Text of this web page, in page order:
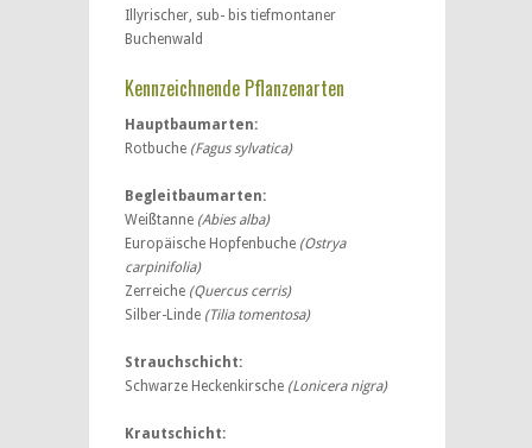
Illyrischer, sub- bis tiefmontaner
Buchenwald
Kennzeichnende Pflanzenarten
Hauptbaumarten:
Rotbuche (Fagus sylvatica)
Begleitbaumarten:
Weißtanne (Abies alba)
Europäische Hopfenbuche (Ostrya
carpinifolia)
Zerreiche (Quercus cerris)
Silber-Linde (Tilia tomentosa)
Strauchschicht:
Schwarze Heckenkirsche (Lonicera nigra)
Krautschicht: